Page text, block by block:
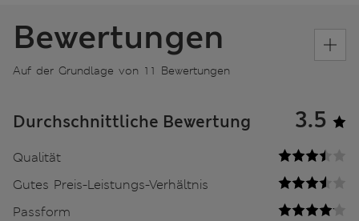
Bewertungen
Auf der Grundlage von 11 Bewertungen
Durchschnittliche Bewertung 3.5
Qualität
Gutes Preis-Leistungs-Verhältnis
Passform